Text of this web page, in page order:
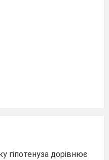
гіпотенуза дорівнює